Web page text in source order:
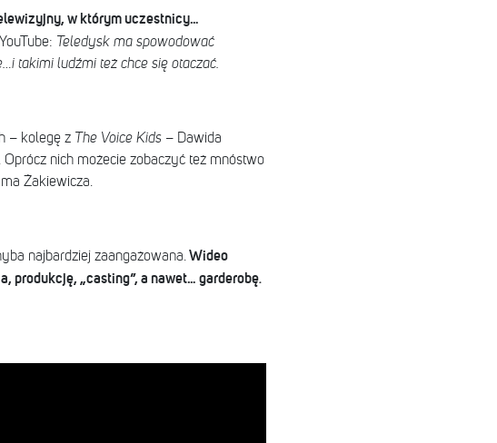
w którym uczestnicy…
Teledysk ma spowodować
takimi ludźmi też chce się otaczać.
– kolegę z The Voice Kids – Dawida
nich możecie zobaczyć też mnóstwo
Żakiewicza.
najbardziej zaangażowana. Wideo
produkcję, „casting”, a nawet… garderobę.